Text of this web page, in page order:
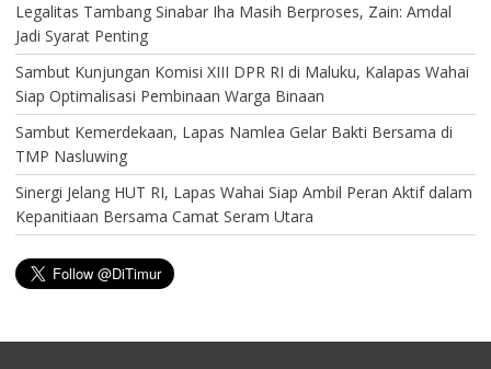
Legalitas Tambang Sinabar Iha Masih Berproses, Zain: Amdal
Jadi Syarat Penting
Sambut Kunjungan Komisi XIII DPR RI di Maluku, Kalapas Wahai
Siap Optimalisasi Pembinaan Warga Binaan
Sambut Kemerdekaan, Lapas Namlea Gelar Bakti Bersama di
TMP Nasluwing
Sinergi Jelang HUT RI, Lapas Wahai Siap Ambil Peran Aktif dalam
Kepanitiaan Bersama Camat Seram Utara